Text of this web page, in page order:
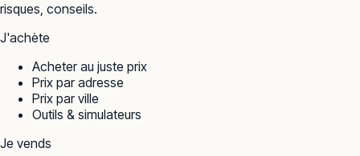
risques, conseils.
J'achète
Acheter au juste prix
Prix par adresse
Prix par ville
Outils & simulateurs
Je vends